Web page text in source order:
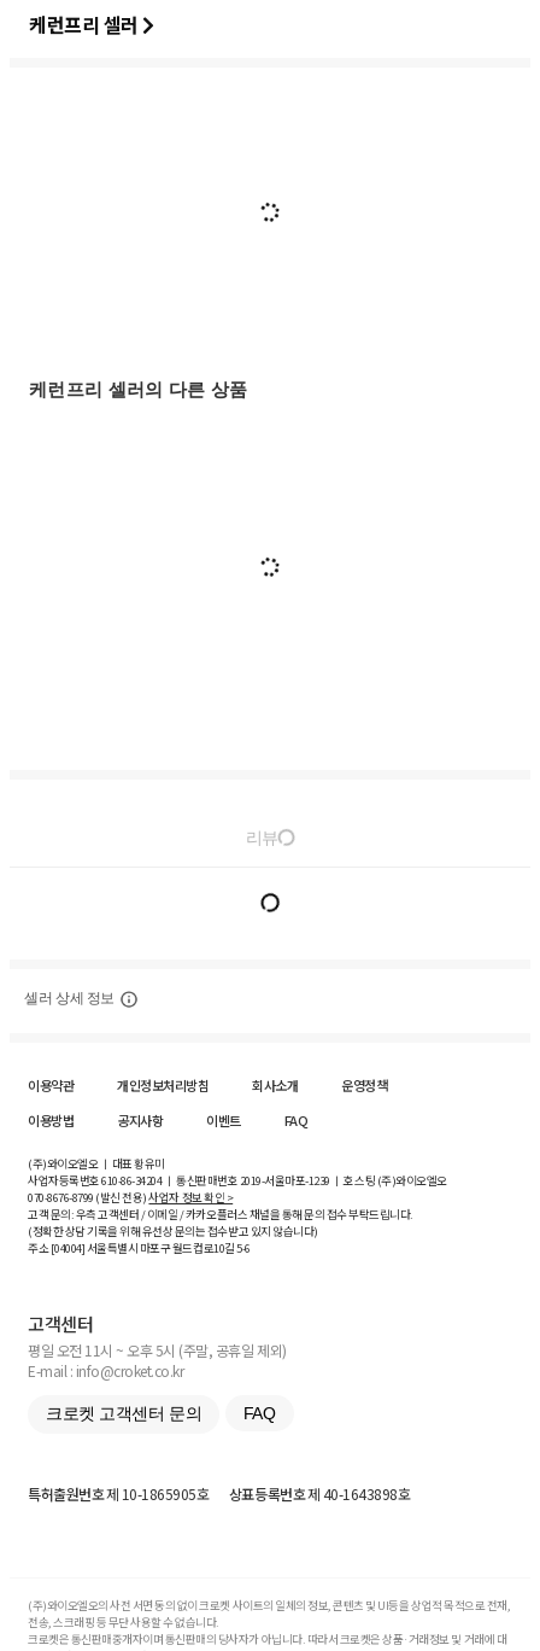
케런프리 셀러
케런프리 셀러의 다른 상품
리뷰
셀러 상세 정보
이용약관 개인정보처리방침 회사소개
운영정책
이용방법
공지사항 이벤트 FAQ
(주)와이오엘오 ㅣ 대표 황유미
사업자등록번호610-86-34204ㅣ 통신판매번호 2019-서울마포-1239 ㅣ 호스팅 (주)와이오엘오
070-8676-8799 (발신 전용)사업자 정보 확인 >
고객 문의: 우측 고객센터 / 이메일 / 카카오플러스 채널을 통해 문의 접수 부탁드립니다.
(정확한 상담 기록을 위해 유선상 문의는 접수받고 있지 않습니다)
주소 [04004] 서울특별시 마포구 월드컵로10길5-6
고객센터
평일 오전 11시 ~ 오후 5시 (주말, 공휴일 제외)
E-mail : info@croket.co.kr
크로켓 고객센터 문의 FAQ
특허출원번호제 10-1865905호 상표등록번호제 40-1643898호
(주)와이오엘오의 사전 서면 동의 없이 크로켓 사이트의 일체의 정보, 콘텐츠 및 UI등을 상업적 목적으로 전재,
전송, 스크래핑 등 무단 사용할 수 없습니다.
크로켓은 통신판매중개자이며 통신판매의 당사자가 아닙니다. 따라서 크로켓은 상품·거래정보 및 거래에 대